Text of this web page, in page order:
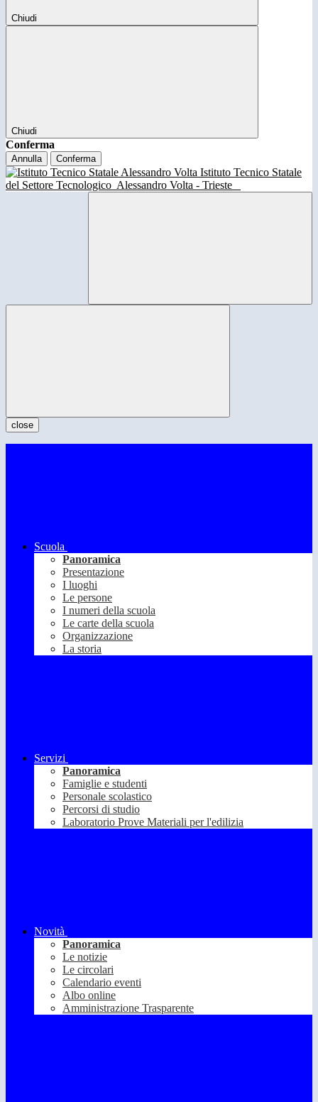
Chiudi
Chiudi
Conferma
Annulla Conferma
Istituto Tecnico Statale
del Settore Tecnologico Alessandro Volta - Trieste
close
Scuola
Panoramica
Presentazione
I luoghi
Le persone
I numeri della scuola
Le carte della scuola
Organizzazione
La storia
Servizi
Panoramica
Famiglie e studenti
Personale scolastico
Percorsi di studio
Laboratorio Prove Materiali per l'edilizia
Novità
Panoramica
Le notizie
Le circolari
Calendario eventi
Albo online
Amministrazione Trasparente